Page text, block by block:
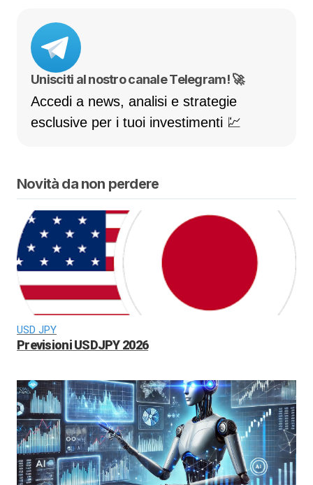
Unisciti al nostro canale Telegram! 🚀
Accedi a news, analisi e strategie
esclusive per i tuoi investimenti 💹
Novità da non perdere
USD JPY
Previsioni USDJPY 2026